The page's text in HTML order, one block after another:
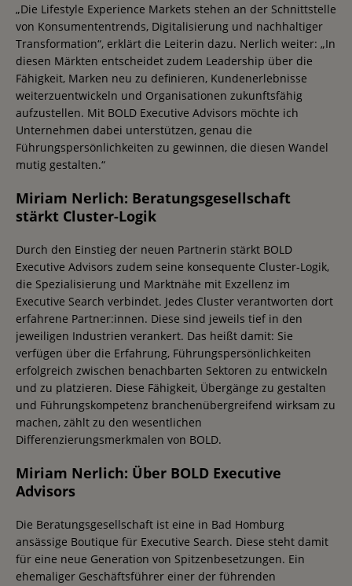
„Die Lifestyle Experience Markets stehen an der Schnittstelle
von Konsumententrends, Digitalisierung und nachhaltiger
Transformation“, erklärt die Leiterin dazu. Nerlich weiter: „In
diesen Märkten entscheidet zudem Leadership über die
Fähigkeit, Marken neu zu definieren, Kundenerlebnisse
weiterzuentwickeln und Organisationen zukunftsfähig
aufzustellen. Mit BOLD Executive Advisors möchte ich
Unternehmen dabei unterstützen, genau die
Führungspersönlichkeiten zu gewinnen, die diesen Wandel
mutig gestalten.“
Miriam Nerlich: Beratungsgesellschaft
stärkt Cluster-Logik
Durch den Einstieg der neuen Partnerin stärkt BOLD
Executive Advisors zudem seine konsequente Cluster-Logik,
die Spezialisierung und Marktnähe mit Exzellenz im
Executive Search verbindet. Jedes Cluster verantworten dort
erfahrene Partner:innen. Diese sind jeweils tief in den
jeweiligen Industrien verankert. Das heißt damit: Sie
verfügen über die Erfahrung, Führungspersönlichkeiten
erfolgreich zwischen benachbarten Sektoren zu entwickeln
und zu platzieren. Diese Fähigkeit, Übergänge zu gestalten
und Führungskompetenz branchenübergreifend wirksam zu
machen, zählt zu den wesentlichen
Differenzierungsmerkmalen von BOLD.
Miriam Nerlich: Über BOLD Executive
Advisors
Die Beratungsgesellschaft ist eine in Bad Homburg
ansässige Boutique für Executive Search. Diese steht damit
für eine neue Generation von Spitzenbesetzungen. Ein
ehemaliger Geschäftsführer einer der führenden